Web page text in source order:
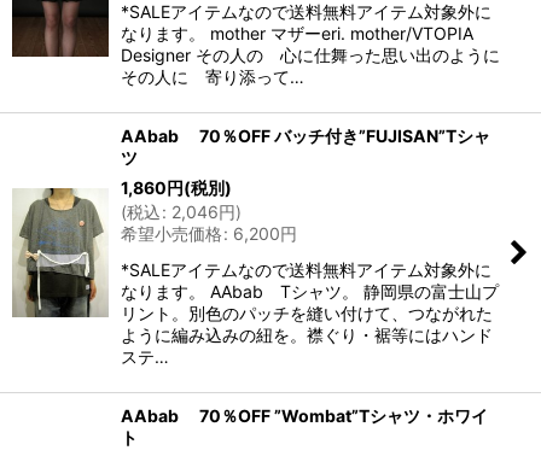
*SALEアイテムなので送料無料アイテム対象外に
なります。 mother マザーeri. mother/VTOPIA
Designer その人の 心に仕舞った思い出のように
その人に 寄り添って…
AAbab 70％OFF バッチ付き”FUJISAN”Tシャ
ツ
1,860円(税別)
(税込: 2,046円)
希望小売価格: 6,200円
*SALEアイテムなので送料無料アイテム対象外に
なります。 AAbab Tシャツ。 静岡県の富士山プ
リント。別色のパッチを縫い付けて、つながれた
ように編み込みの紐を。襟ぐり・裾等にはハンド
ステ…
AAbab 70％OFF ”Wombat”Tシャツ・ホワイ
ト